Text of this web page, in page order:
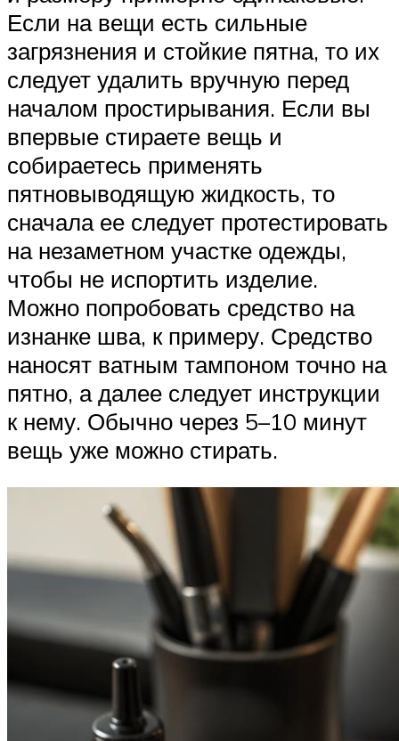
Если на вещи есть сильные
загрязнения и стойкие пятна, то их
следует удалить вручную перед
началом простирывания. Если вы
впервые стираете вещь и
собираетесь применять
пятновыводящую жидкость, то
сначала ее следует протестировать
на незаметном участке одежды,
чтобы не испортить изделие.
Можно попробовать средство на
изнанке шва, к примеру. Средство
наносят ватным тампоном точно на
пятно, а далее следует инструкции
к нему. Обычно через 5–10 минут
вещь уже можно стирать.